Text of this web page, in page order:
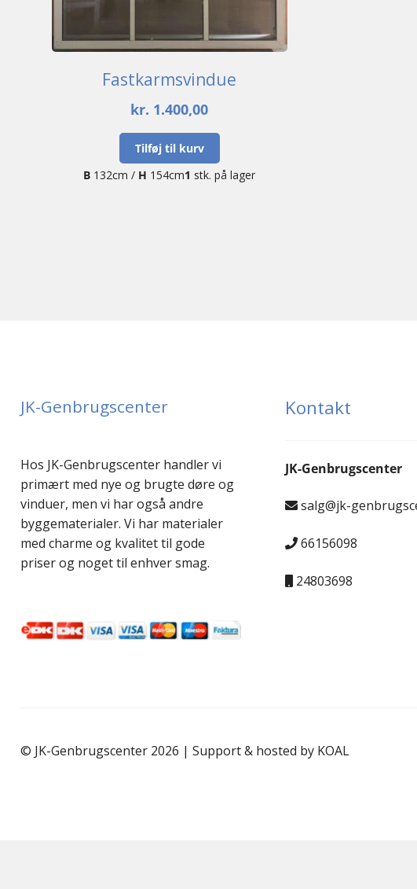
Fastkarmsvindue
kr. 1.400,00
Tilføj til kurv
B 132cm / H 154cm1 stk. på lager
JK-Genbrugscenter
Hos JK-Genbrugscenter handler vi
primært med nye og brugte døre og
vinduer, men vi har også andre
byggematerialer. Vi har materialer
med charme og kvalitet til gode
priser og noget til enhver smag.
Kontakt
JK-Genbrugscenter
salg@jk-
66156098
24803698
© JK-Genbrugscenter 2026 | Support & hosted by KOAL